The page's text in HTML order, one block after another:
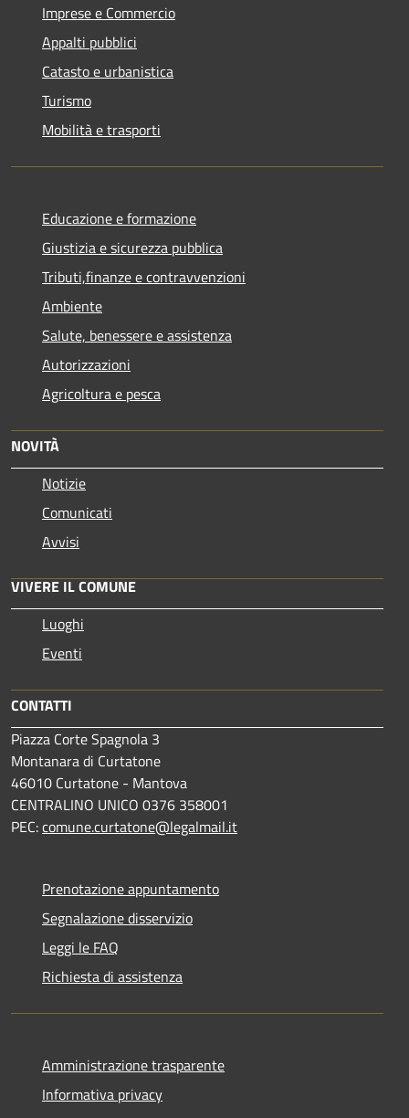
Imprese e Commercio
Appalti pubblici
Catasto e urbanistica
Turismo
Mobilità e trasporti
Educazione e formazione
Giustizia e sicurezza pubblica
Tributi,finanze e contravvenzioni
Ambiente
Salute, benessere e assistenza
Autorizzazioni
Agricoltura e pesca
NOVITÀ
Notizie
Comunicati
Avvisi
VIVERE IL COMUNE
Luoghi
Eventi
CONTATTI
Piazza Corte Spagnola 3
Montanara di Curtatone
46010 Curtatone - Mantova
CENTRALINO UNICO 0376 358001
PEC:comune.curtatone@legalmail.it
Prenotazione appuntamento
Segnalazione disservizio
Leggi le FAQ
Richiesta di assistenza
Amministrazione trasparente
Informativa privacy